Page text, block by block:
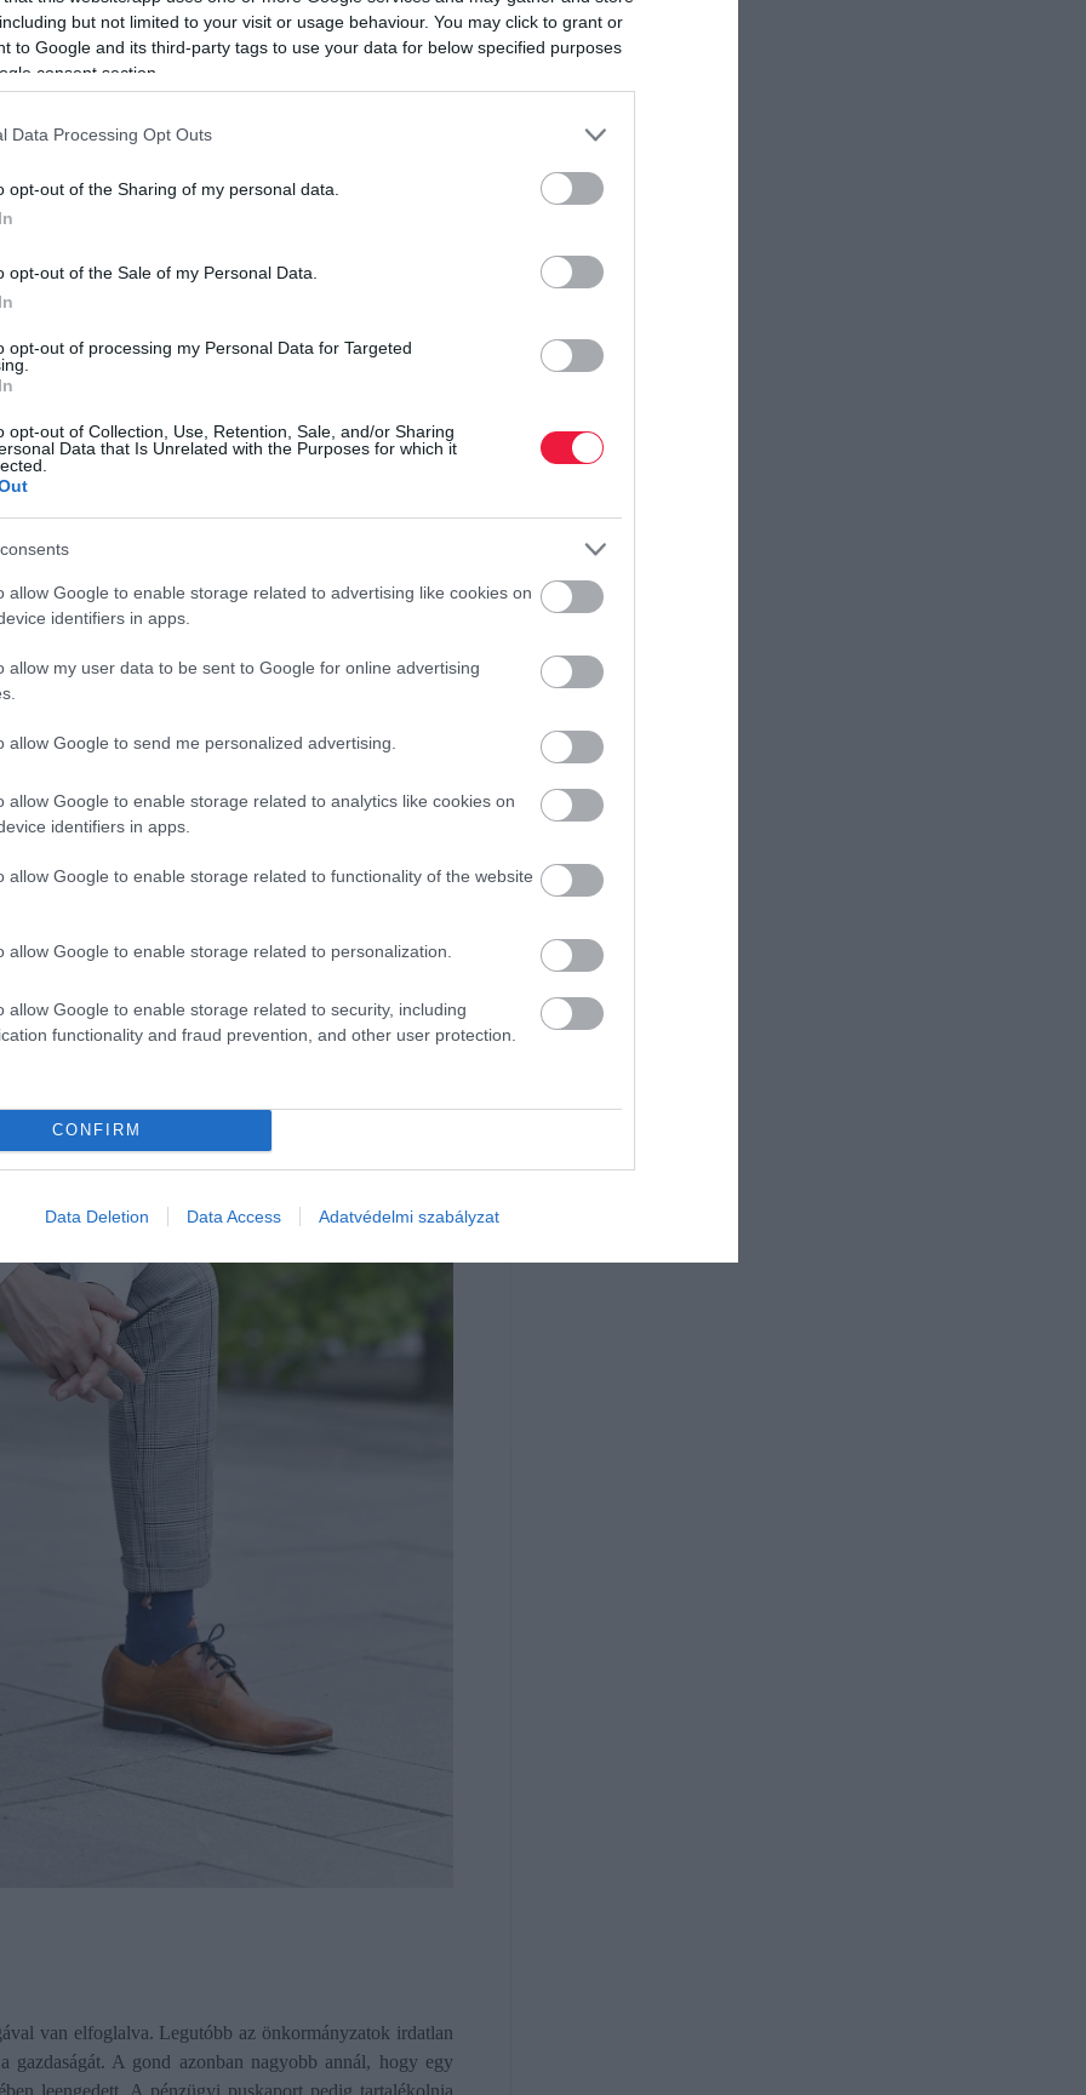
but not limited to your visit or usage behaviour. You may click to grant or
to Google and its third-party tags to use your data for below specified purposes
consent section.
Data Processing Opt Outs
opt-out of the Sharing of my personal data.
opt-out of the Sale of my Personal Data.
opt-out of processing my Personal Data for Targeted
opt-out of Collection, Use, Retention, Sale, and/or Sharing
Data that Is Unrelated with the Purposes for which it
allow Google to enable storage related to advertising like cookies on
identifiers in apps.
allow my user data to be sent to Google for online advertising
allow Google to send me personalized advertising.
allow Google to enable storage related to analytics like cookies on
identifiers in apps.
allow Google to enable storage related to functionality of the website
allow Google to enable storage related to personalization.
allow Google to enable storage related to security, including
functionality and fraud prevention, and other user protection.
CONFIRM
Data Deletion Data Access Adatvédelmi szabályzat
elbizonytalanítsa, tárgyalásra szorítsa Putyint. Mivel az
az amerikai elnök gyors, látványos és tartalmas
eredményre. Ebben az esetben a külpolitikai szakértő
állig felfegyverzi Ukrajnát, megint csak azért, hogy
szavuk. Volodimir Zelenszkij kormánya ugyanis nem
jelenleg reális esélye nincsen. Kérdés,
Feledy Botond. Ha a Közel-Keleten nem hallgatnak el
akkor kevéssé lesz megértő Zelenszkijjel és arra
elnök ugyanakkor nyomást gyakorolhat Kínára is,
Ha Donald Trump sikerrel jár, akkor Ukrajnában
ideiglenesen megszállt területekként orosz
Ez pedig hosszútávon bátorítás Moszkva számára, ami
van elfoglalva. Legutóbb az önkormányzatok irdatlan
gazdaságát. A gond azonban nagyobb annál, hogy egy